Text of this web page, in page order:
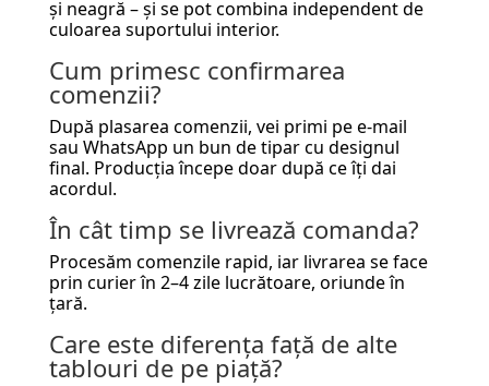
și neagră – și se pot combina independent de
culoarea suportului interior.
Cum primesc confirmarea
comenzii?
După plasarea comenzii, vei primi pe e-mail
sau WhatsApp un bun de tipar cu designul
final. Producția începe doar după ce îți dai
acordul.
În cât timp se livrează comanda?
Procesăm comenzile rapid, iar livrarea se face
prin curier în 2–4 zile lucrătoare, oriunde în
țară.
Care este diferența față de alte
tablouri de pe piață?